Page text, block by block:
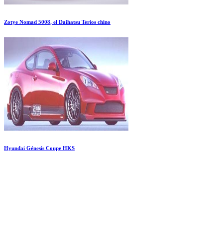
Zotye Nomad 5008, el Daihatsu Terios chino
Hyundai Génesis Coupe HKS